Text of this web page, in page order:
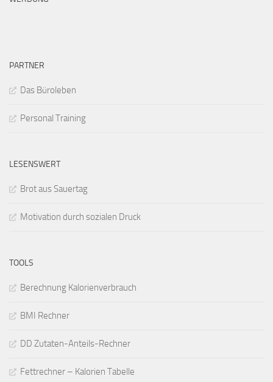
PARTNER
Das Büroleben
Personal Training
LESENSWERT
Brot aus Sauertag
Motivation durch sozialen Druck
TOOLS
Berechnung Kalorienverbrauch
BMI Rechner
DD Zutaten-Anteils-Rechner
Fettrechner – Kalorien Tabelle